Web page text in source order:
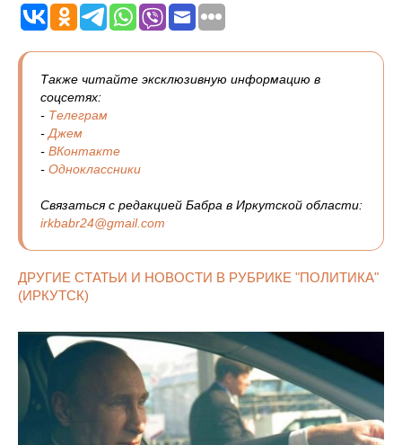
Также читайте эксклюзивную информацию в
соцсетях:
- Телеграм
- Джем
- ВКонтакте
- Одноклассники
Связаться с редакцией Бабра в Иркутской области:
irkbabr24@gmail.com
ДРУГИЕ СТАТЬИ И НОВОСТИ В РУБРИКЕ "ПОЛИТИКА"
(ИРКУТСК)